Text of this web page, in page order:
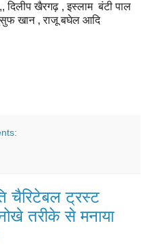
खैरगढ़ , इस्लाम बंटी पाल
खान , राजू बघेल आदि
चैरिटेबल ट्रस्ट
तरीके से मनाया